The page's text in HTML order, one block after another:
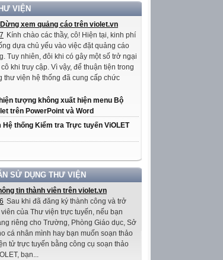
VIỆN
xem quảng cáo trên violet.vn
Kính chào các thầy, cô! Hiện tại, kinh phí
dựa chủ yếu vào việc đặt quảng cáo
Tuy nhiên, đôi khi có gây một số trở ngại
khi truy cập. Vì vậy, để thuận tiện trong
thư viện hệ thống đã cung cấp chức
tượng không xuất hiện menu Bộ
trên PowerPoint và Word
Hệ thống Kiểm tra Trực tuyến ViOLET
SỬ DỤNG THƯ VIỆN
tin thành viên trên violet.vn
Sau khi đã đăng ký thành công và trở
của Thư viện trực tuyến, nếu bạn
riêng cho Trường, Phòng Giáo dục, Sở
cá nhân mình hay bạn muốn soạn thảo
tử trực tuyến bằng công cụ soạn thảo
bạn...